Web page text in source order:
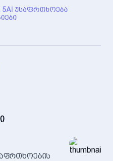
5AI ᲣᲡᲐᲤᲠᲗᲮᲝᲔᲑᲐ